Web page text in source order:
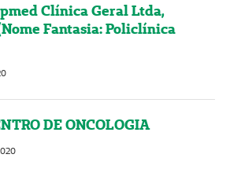
Clínica Geral Ltda,
Fantasia: Policlínica
DE ONCOLOGIA